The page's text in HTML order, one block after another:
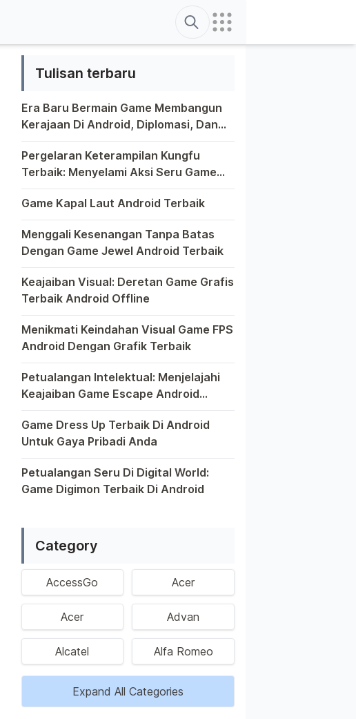
Search
Tulisan terbaru
Era Baru Bermain Game Membangun
Kerajaan Di Android, Diplomasi, Dan
Kreativitas Di Ujung Jari Anda
Bermain game di platform Android telah menjadi bagian yang
Pergelaran Keterampilan Kungfu
Terbaik: Menyelami Aksi Seru Game
Kungfu Di Android
Dunia game selalu menawarkan pengalaman yang menghibur
Game Kapal Laut Android Terbaik
Di dunia game Android yang kaya dengan berbagai jenis
Menggali Kesenangan Tanpa Batas
Dengan Game Jewel Android Terbaik
Dalam hiruk-pikuk dunia game Android, ada satu genre yang
Keajaiban Visual: Deretan Game Grafis
Terbaik Android Offline
Ponsel pintar telah mengubah cara kita bermain game, dan
Menikmati Keindahan Visual Game FPS
Android Dengan Grafik Terbaik
Semakin berkembangnya teknologi di era digital saat ini,
Petualangan Intelektual: Menjelajahi
Keajaiban Game Escape Android
Terbaik
Dalam dunia game Android, genre escape telah mencuri
Game Dress Up Terbaik Di Android
Untuk Gaya Pribadi Anda
Saat ini, platform Android telah menjadi wadah kreativitas bagi
Petualangan Seru Di Digital World:
Game Digimon Terbaik Di Android
Category
AccessGo Acer
Acer Advan
Alcatel Alfa Romeo
Expand All Categories